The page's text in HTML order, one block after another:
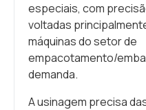
especiais, com
voltadas
máquinas do setor de
empacotamento/
demanda.
A usinagem precisa